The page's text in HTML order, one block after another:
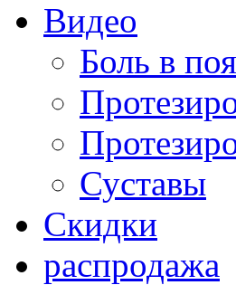
Видео
Боль в
Суставы
Скидки
распродажа